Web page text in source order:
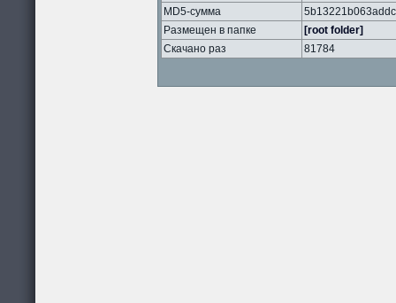
MD5-сумма
Размещен в папке
[root folder]
Скачано раз
81784